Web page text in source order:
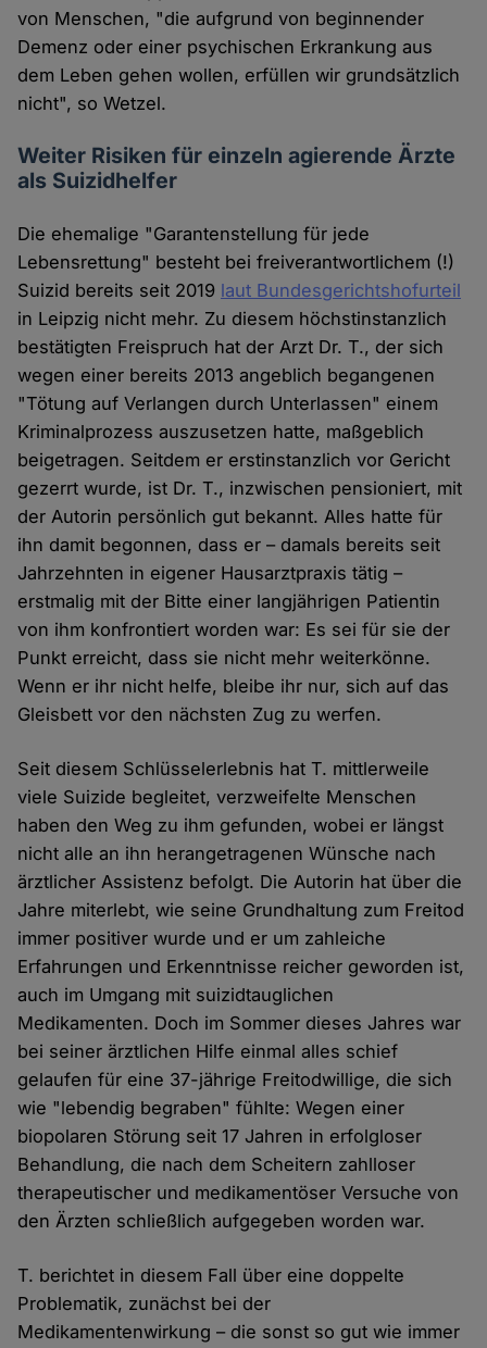
von Menschen, "die aufgrund von beginnender
Demenz oder einer psychischen Erkrankung aus
dem Leben gehen wollen, erfüllen wir grundsätzlich
nicht", so Wetzel.
Weiter Risiken für einzeln agierende Ärzte
als Suizidhelfer
Die ehemalige "Garantenstellung für jede
Lebensrettung" besteht bei freiverantwortlichem (!)
Suizid bereits seit 2019 laut Bundesgerichtshofurteil
in Leipzig nicht mehr. Zu diesem höchstinstanzlich
bestätigten Freispruch hat der Arzt Dr. T., der sich
wegen einer bereits 2013 angeblich begangenen
"Tötung auf Verlangen durch Unterlassen" einem
Kriminalprozess auszusetzen hatte, maßgeblich
beigetragen. Seitdem er erstinstanzlich vor Gericht
gezerrt wurde, ist Dr. T., inzwischen pensioniert, mit
der Autorin persönlich gut bekannt. Alles hatte für
ihn damit begonnen, dass er – damals bereits seit
Jahrzehnten in eigener Hausarztpraxis tätig –
erstmalig mit der Bitte einer langjährigen Patientin
von ihm konfrontiert worden war: Es sei für sie der
Punkt erreicht, dass sie nicht mehr weiterkönne.
Wenn er ihr nicht helfe, bleibe ihr nur, sich auf das
Gleisbett vor den nächsten Zug zu werfen.
Seit diesem Schlüsselerlebnis hat T. mittlerweile
viele Suizide begleitet, verzweifelte Menschen
haben den Weg zu ihm gefunden, wobei er längst
nicht alle an ihn herangetragenen Wünsche nach
ärztlicher Assistenz befolgt. Die Autorin hat über die
Jahre miterlebt, wie seine Grundhaltung zum Freitod
immer positiver wurde und er um zahleiche
Erfahrungen und Erkenntnisse reicher geworden ist,
auch im Umgang mit suizidtauglichen
Medikamenten. Doch im Sommer dieses Jahres war
bei seiner ärztlichen Hilfe einmal alles schief
gelaufen für eine 37-jährige Freitodwillige, die sich
wie "lebendig begraben" fühlte: Wegen einer
biopolaren Störung seit 17 Jahren in erfolgloser
Behandlung, die nach dem Scheitern zahlloser
therapeutischer und medikamentöser Versuche von
den Ärzten schließlich aufgegeben worden war.
T. berichtet in diesem Fall über eine doppelte
Problematik, zunächst bei der
Medikamentenwirkung – die sonst so gut wie immer